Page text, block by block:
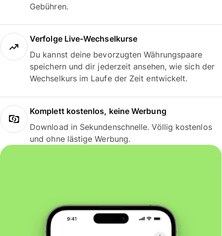
Gebühren.
Verfolge Live-Wechselkurse
Du kannst deine bevorzugten Währungspaare
speichern und dir jederzeit ansehen, wie sich der
Wechselkurs im Laufe der Zeit entwickelt.
Komplett kostenlos, keine Werbung
Download in Sekundenschnelle. Völlig kostenlos
und ohne lästige Werbung.